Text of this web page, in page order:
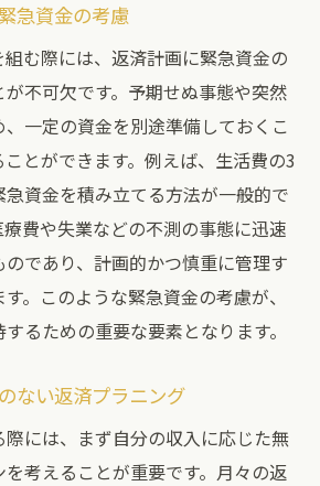
急資金の考慮
む際には、返済計画に緊急資金の
不可欠です。予期せぬ事態や突然
一定の資金を別途準備しておくこ
とができます。例えば、生活費の3
資金を積み立てる方法が一般的で
費や失業などの不測の事態に迅速
であり、計画的かつ慎重に管理す
。このような緊急資金の考慮が、
るための重要な要素となります。
ない返済プラニング
には、まず自分の収入に応じた無
考えることが重要です。月々の返